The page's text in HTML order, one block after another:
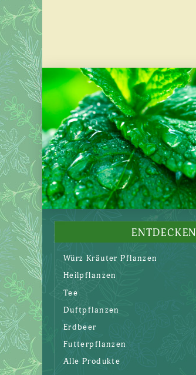
ENTDECKEN
Würz Kräuter Pflanzen
Heilpflanzen
Tee
Duftpflanzen
Erdbeer
Futterpflanzen
Alle Produkte